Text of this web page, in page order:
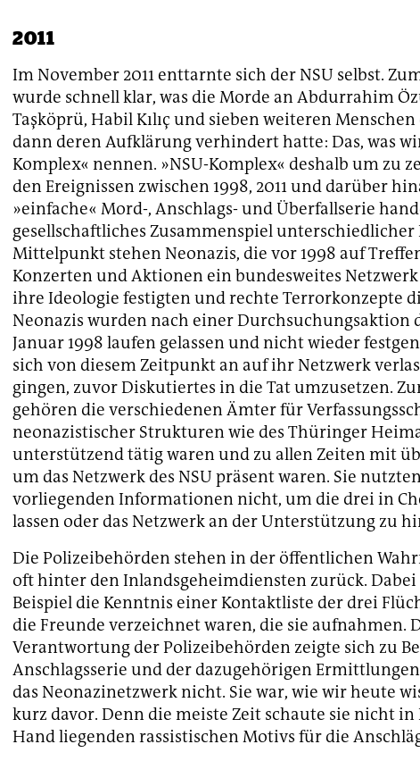
2011
Im November 2011 enttarnte sich der NSU selbst.
wurde schnell klar, was die Morde an Abdurrahim
Taşköprü, Habil Kılıç und sieben weiteren
dann deren Aufklärung verhindert hatte: Das, was
Komplex« nennen. »NSU-Komplex« deshalb um zu
den Ereignissen zwischen 1998, 2011 und darüber
»einfache« Mord-, Anschlags- und Überfallserie
gesellschaftliches Zusammenspiel unterschiedlicher
Mittelpunkt stehen Neonazis, die vor 1998 auf
Konzerten und Aktionen ein bundesweites
ihre Ideologie festigten und rechte Terrorkonzepte
Neonazis wurden nach einer Durchsuchungsaktion
Januar 1998 laufen gelassen und nicht wieder
sich von diesem Zeitpunkt an auf ihr Netzwerk
gingen, zuvor Diskutiertes in die Tat umzusetzen.
gehören die verschiedenen Ämter für
neonazistischer Strukturen wie des Thüringer
unterstützend tätig waren und zu allen Zeiten mit
um das Netzwerk des NSU präsent waren. Sie
vorliegenden Informationen nicht, um die drei in
lassen oder das Netzwerk an der Unterstützung zu
Die Polizeibehörden stehen in der öffentlichen
oft hinter den Inlandsgeheimdiensten zurück.
Beispiel die Kenntnis einer Kontaktliste der drei
die Freunde verzeichnet waren, die sie aufnahmen.
Verantwortung der Polizeibehörden zeigte sich zu
Anschlagsserie und der dazugehörigen
das Neonazinetzwerk nicht. Sie war, wie wir heute
kurz davor. Denn die meiste Zeit schaute sie nicht
Hand liegenden rassistischen Motivs für die